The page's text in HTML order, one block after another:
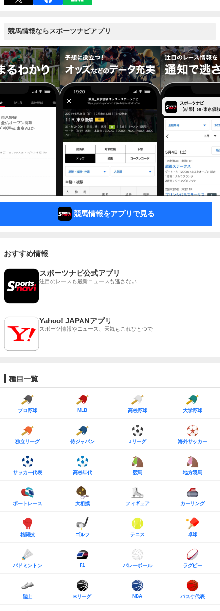
競馬情報ならスポーツナビアプリ
競馬情報をアプリで見る
おすすめ情報
スポーツナビ公式アプリ
注目のレースも最新ニュースも逃さない
Yahoo! JAPANアプリ
スポーツ情報やニュース、天気もこれひとつで
種目一覧
プロ野球 MLB 高校野球 大学野球
独立リーグ 侍ジャパン Jリーグ 海外サッカー
サッカー代表 高校年代 競馬 地方競馬
ボートレース 大相撲 フィギュア カーリング
格闘技 ゴルフ テニス 卓球
バドミントン F1 バレーボール ラグビー
陸上 Bリーグ NBA バスケ代表